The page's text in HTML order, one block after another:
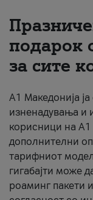
За нас
подарок
за сите
А1 Македонија
изненадувања и
корисници на A1
дополнителни
тарифниот
гигабајти може
роаминг пакети